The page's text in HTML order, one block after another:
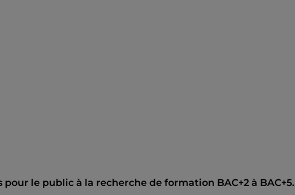
le public à la recherche de formation BAC+2 à BAC+5.